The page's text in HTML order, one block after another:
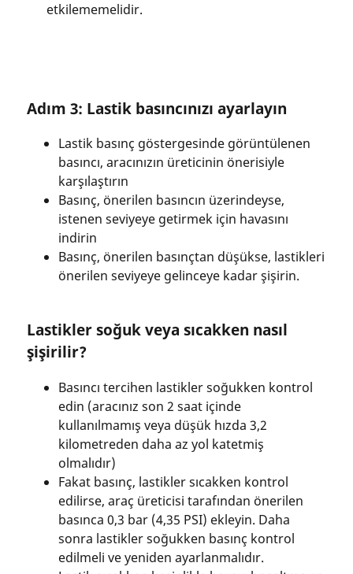
etkilememelidir.
Adım 3: Lastik basıncınızı ayarlayın
Lastik basınç göstergesinde görüntülenen
basıncı, aracınızın üreticinin önerisiyle
karşılaştırın
Basınç, önerilen basıncın üzerindeyse,
istenen seviyeye getirmek için havasını
indirin
Basınç, önerilen basınçtan düşükse, lastikleri
önerilen seviyeye gelinceye kadar şişirin.
Lastikler soğuk veya sıcakken nasıl
şişirilir?
Basıncı tercihen lastikler soğukken kontrol
edin (aracınız son 2 saat içinde
kullanılmamış veya düşük hızda 3,2
kilometreden daha az yol katetmiş
olmalıdır)
Fakat basınç, lastikler sıcakken kontrol
edilirse, araç üreticisi tarafından önerilen
basınca 0,3 bar (4,35 PSI) ekleyin. Daha
sonra lastikler soğukken basınç kontrol
edilmeli ve yeniden ayarlanmalıdır.